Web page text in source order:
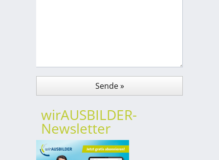
wirAUSBILDER-
Newsletter